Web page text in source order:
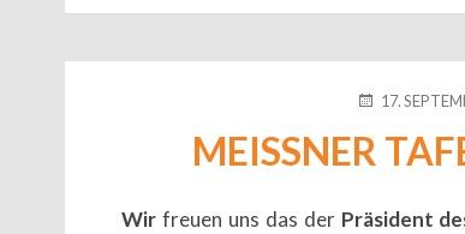
POSTED
17.
MEISSNER
Wirfreuen uns das der Präsident